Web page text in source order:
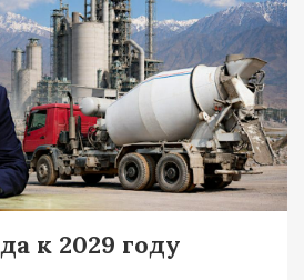
к 2029 году